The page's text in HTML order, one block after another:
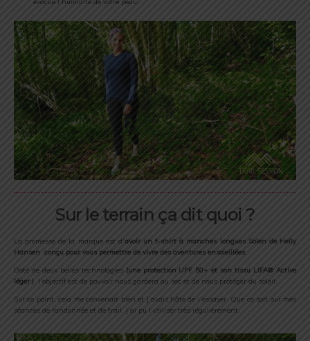
évacue l’humidité de votre peau.
Sur le terrain ça dit quoi ?
La promesse de la marque est d’avoir un t-shirt à manches longues Solen de Helly
Hansen conçu pour vous permettre de vivre des aventures ensoleillées.
Doté de deux belles technologies (une protection UPF 50+ et son tissu LIFA® Active
léger ), l’objectif est de pouvoir nous gardera au sec et de nous protéger du soleil.
Sur ce point, cela me convenait bien et j’avais hâte de l’essayer. Que ce soit sur mes
séances de randonnée et de trail, j’ai pu l’utiliser très régulièrement.